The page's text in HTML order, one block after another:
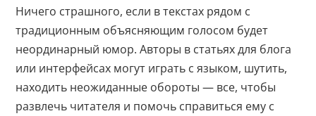
Ничего страшного, если в текстах рядом с
традиционным объясняющим голосом будет
неординарный юмор. Авторы в статьях для блога
или интерфейсах могут играть с языком, шутить,
находить неожиданные обороты — все, чтобы
развлечь читателя и помочь справиться ему с